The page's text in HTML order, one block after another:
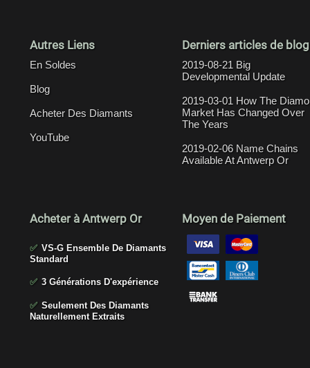
Autres Liens
En Soldes
Blog
Acheter Des Diamants
YouTube
Derniers articles de blog
2019-08-21 Big
Developmental Update
2019-03-01 How The
Market Has Changed Over
The Years
2019-02-06 Name Chains
Available At Antwerp Or
Acheter à Antwerp Or
✅ VS-G Ensemble De Diamants
Standard
✅ 3 Générations D'expérience
✅ Seulement Des Diamants
Naturellement Extraits
Moyen de Paiement